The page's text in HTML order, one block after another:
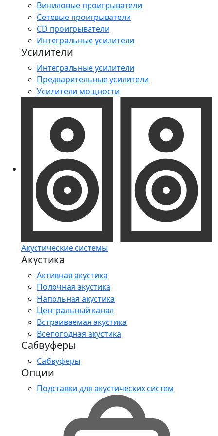
Виниловые проигрыватели
Сетевые проигрыватели
CD проигрыватели
Интегральные усилители
Усилители
Интегральные усилители
Предварительные усилители
Усилители мощности
Акустические системы
Акустика
Активная акустика
Полочная акустика
Напольная акустика
Центральный канал
Встраиваемая акустика
Всепогодная акустика
Сабвуферы
Сабвуферы
Опции
Подставки для акустических систем